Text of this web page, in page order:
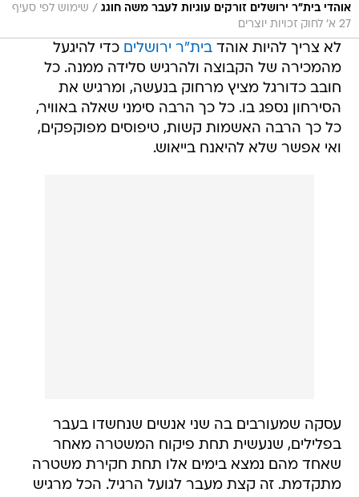
אוהדי בית"ר ירושלים זורקים עוגיות לעבר משה חוגג / שימוש לפי סעיף
27 א' לחוק זכויות יוצרים
לא צריך להיות אוהדבית"ר ירושלים כדי להיגעל
מהמכירה של הקבוצה ולהרגיש סלידה ממנה. כל
חובב כדורגל מציץ מרחוק בנעשה, ומרגיש את
הסירחון נספג בו. כל כך הרבה סימני שאלה באוויר,
כל כך הרבה האשמות קשות, טיפוסים מפוקפקים,
ואי אפשר שלא להיאנח בייאוש.
עסקה שמעורבים בה שני אנשים שנחשדו בעבר
בפלילים, שנעשית תחת פיקוח המשטרה מאחר
שאחד מהם נמצא בימים אלו תחת חקירת משטרה
מתקדמת. זה קצת מעבר לגועל הרגיל. הכל מרגיש